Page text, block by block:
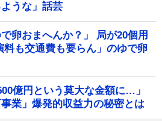
うな」話芸
卵おまへんか？」 局が20個用
も交通費も要らん」のゆで卵
億円という莫大な金額に…」
業」爆発的収益力の秘密とは